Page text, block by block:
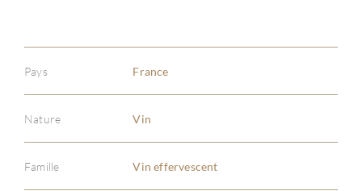
Pays France
Nature Vin
Famille Vin effervescent